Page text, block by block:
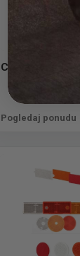
Creva goriva
Pogledaj ponudu